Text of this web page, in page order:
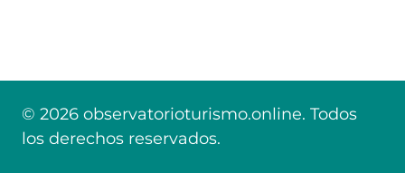
© 2026 observatorioturismo.online. Todos
los derechos reservados.